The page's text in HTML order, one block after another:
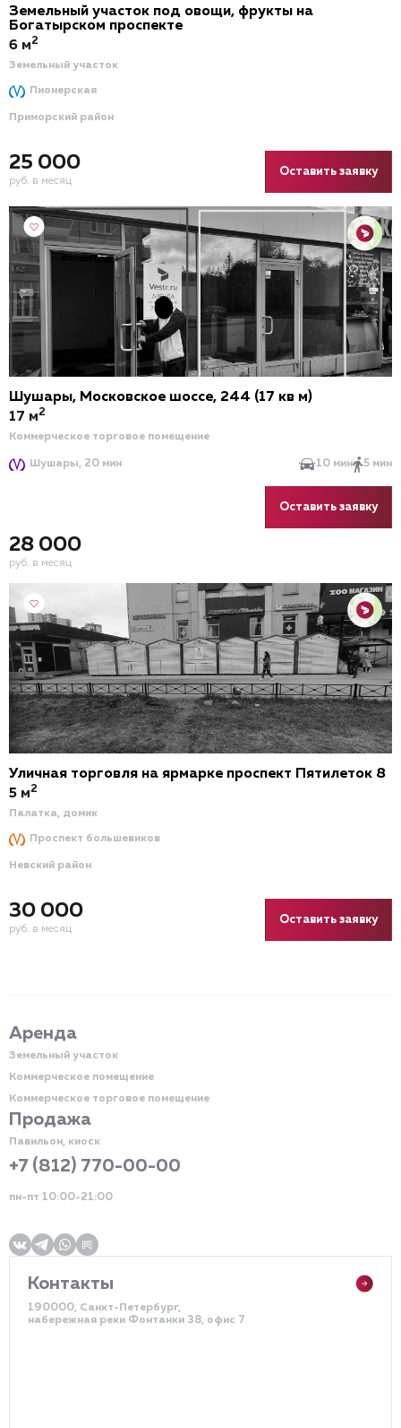
Земельный участок под овощи, фрукты на
Богатырском проспекте
Земельный участок
Пионерская
Приморский район
25 000
руб. в месяц
6 м2
Оставить заявку
Шушары, Московское шоссе, 244 (17 кв м)
Коммерческое торговое помещение
Шушары, 20 мин 10 мин 5 мин
28 000
руб. в месяц
17 м2
Оставить заявку
Уличная торговля на ярмарке проспект Пятилеток 8
Палатка, домик
Проспект большевиков
Невский район
30 000
руб. в месяц
5 м2
Оставить заявку
Аренда
Земельный участок
Коммерческое помещение
Коммерческое торговое помещение
Продажа
Павильон, киоск
+7 (812) 770-00-00
пн-пт 10:00-21:00
Контакты
190000, Санкт-Петербург,
набережная реки Фонтанки 38, офис 7